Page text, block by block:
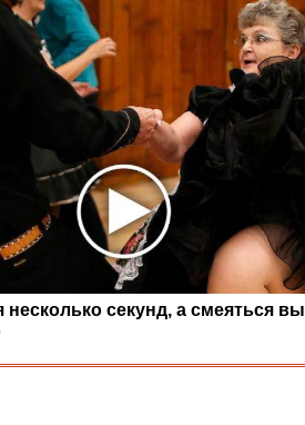
несколько секунд, а смеяться вы